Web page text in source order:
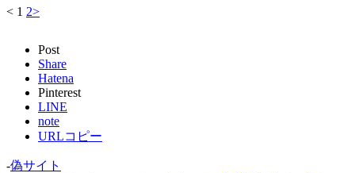
< 1 2>
Post
Share
Hatena
Pinterest
LINE
note
URLコピー
-偽サイト